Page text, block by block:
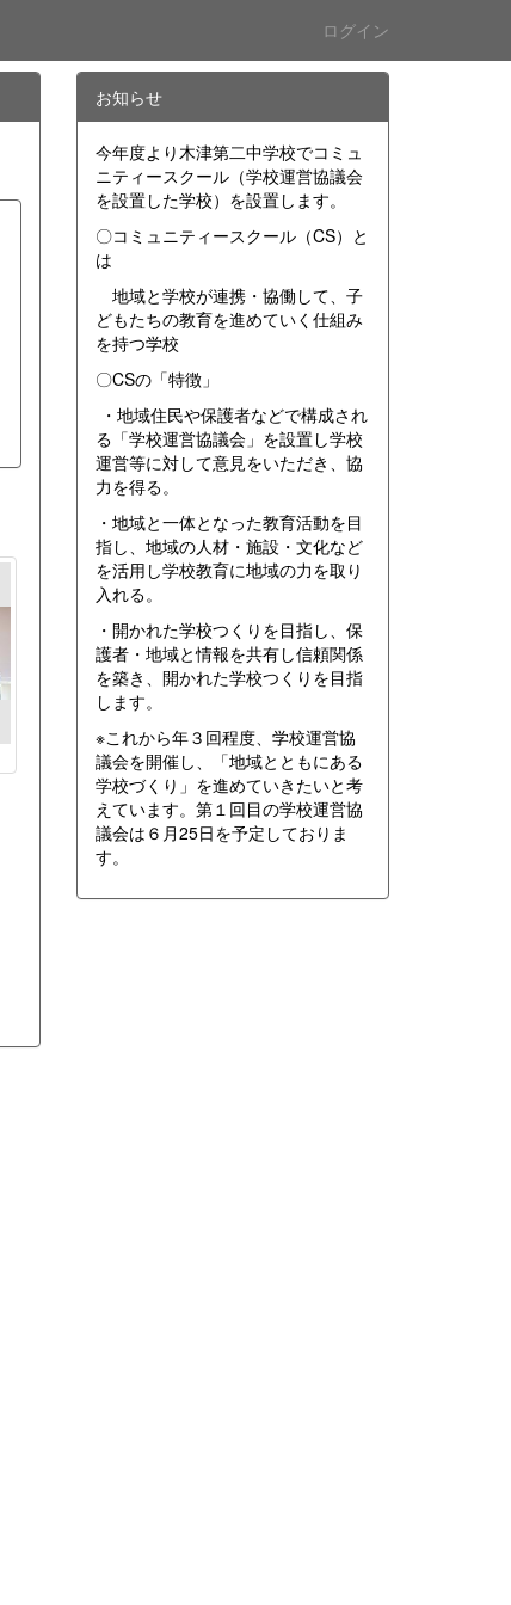
ログイン
お知らせ
今年度より木津第二中学校でコミュ
ニティースクール（学校運営協議会
を設置した学校）を設置します。
〇コミュニティースクール（CS）と
は
地域と学校が連携・協働して、子
どもたちの教育を進めていく仕組み
を持つ学校
〇CSの「特徴」
・地域住民や保護者などで構成され
る「学校運営協議会」を設置し学校
運営等に対して意見をいただき、協
力を得る。
・地域と一体となった教育活動を目
指し、地域の人材・施設・文化など
を活用し学校教育に地域の力を取り
入れる。
・開かれた学校つくりを目指し、保
護者・地域と情報を共有し信頼関係
を築き、開かれた学校つくりを目指
します。
※これから年３回程度、学校運営協
議会を開催し、「地域とともにある
学校づくり」を進めていきたいと考
えています。第１回目の学校運営協
議会は６月25日を予定しておりま
す。